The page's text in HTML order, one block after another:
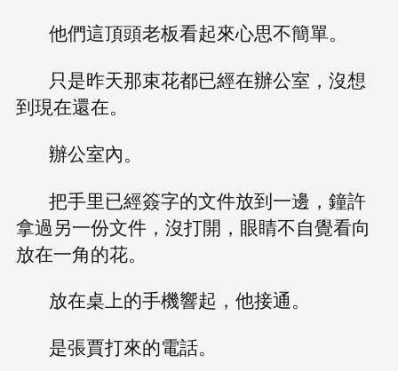
他們這頂頭老板看起來心思不簡單。
只是昨天那束花都已經在辦公室，沒想
到現在還在。
辦公室內。
把手里已經簽字的文件放到一邊，鐘許
拿過另一份文件，沒打開，眼睛不自覺看向
放在一角的花。
放在桌上的手機響起，他接通。
是張賈打來的電話。